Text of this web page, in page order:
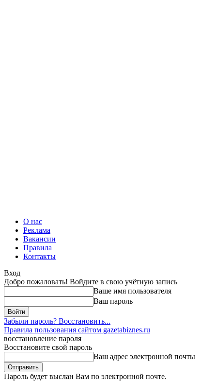
О нас
Реклама
Вакансии
Правила
Контакты
Вход
Добро пожаловать! Войдите в свою учётную запись
Ваше имя пользователя
Ваш пароль
Забыли пароль? Восстановить...
Правила пользования сайтом gazetabiznes.ru
восстановление пароля
Восстановите свой пароль
Ваш адрес электронной почты
Пароль будет выслан Вам по электронной почте.